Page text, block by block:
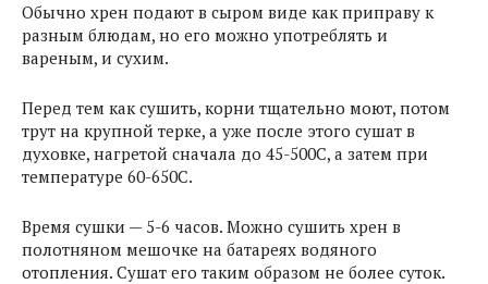
Обычно хрен подают в сыром виде как приправу к
разным блюдам, но его можно употреблять и
вареным, и сухим.
Перед тем как сушить, корни тщательно моют, потом
трут на крупной терке, а уже после этого сушат в
духовке, нагретой сначала до 45-500С, а затем при
температуре 60-650С.
Время сушки — 5-6 часов. Можно сушить хрен в
полотняном мешочке на батареях водяного
отопления. Сушат его таким образом не более суток.